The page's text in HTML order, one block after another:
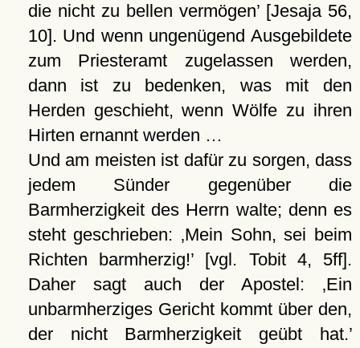
die nicht zu bellen vermögen[Jesaja 56,
10]. Und wenn ungenügend Ausgebildete
zum Priesteramt zugelassen werden,
dann ist zu bedenken, was mit den
Herden geschieht, wenn Wölfe zu ihren
Hirten ernannt werden …
Und am meisten ist dafür zu sorgen, dass
jedem Sünder gegenüber die
Barmherzigkeit des Herrn walte; denn es
steht geschrieben:
Mein Sohn, sei beim
Richten barmherzig!
[vgl. Tobit 4, 5ff].
Daher sagt auch der Apostel:
Ein
unbarmherziges Gericht kommt über den,
der nicht Barmherzigkeit geübt hat.